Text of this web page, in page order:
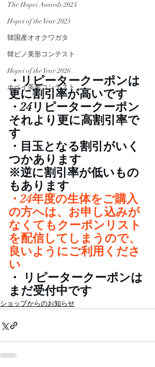
The Hopei Awards 2024
Hopei of the Year 2025
韓国産オオクワガタ
韓ビノ美形コンテスト
Hopei of the Year 2026
ホペイ美形コンテスト
・リピータークーポンは
更に割引率が高いです
・24リピータークーポン
それより更に高割引率で
す
・目玉となる割引がいく
つかあります
※逆に割引率が低いもの
もあります
・24年度の生体をご購入
の方へは、お申し込みが
なくてもクーポンリスト
を配信してしまうので、
良いようにご利用くださ
い
・ リピータークーポンは
まだ受付中です
ショップからのお知らせ